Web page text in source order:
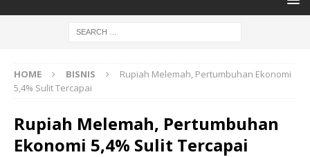
HOME BISNIS
Rupiah Melemah, Pertumbuhan Ekonomi
5,4% Sulit Tercapai
Rupiah Melemah, Pertumbuhan
Ekonomi 5,4% Sulit Tercapai